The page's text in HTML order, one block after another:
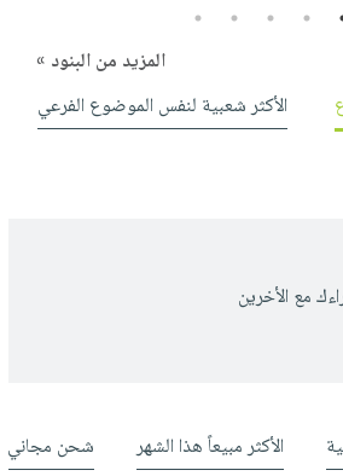
2
3
4
5
المزيد من البنود »
الأكثر شعبية لنفس الموضوع الفرعي
مع الأخرين
الأكثر مبيعاً هذا الشهر شحن مجاني